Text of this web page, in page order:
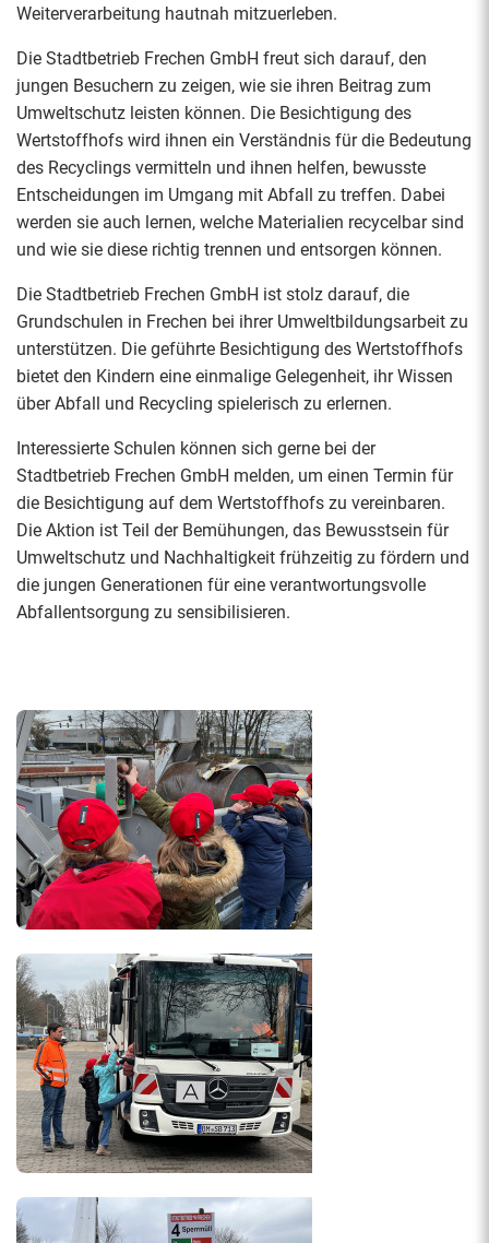
Weiterverarbeitung hautnah mitzuerleben.
Die Stadtbetrieb Frechen GmbH freut sich darauf, den
jungen Besuchern zu zeigen, wie sie ihren Beitrag zum
Umweltschutz leisten können. Die Besichtigung des
Wertstoffhofs wird ihnen ein Verständnis für die Bedeutung
des Recyclings vermitteln und ihnen helfen, bewusste
Entscheidungen im Umgang mit Abfall zu treffen. Dabei
werden sie auch lernen, welche Materialien recycelbar sind
und wie sie diese richtig trennen und entsorgen können.
Die Stadtbetrieb Frechen GmbH ist stolz darauf, die
Grundschulen in Frechen bei ihrer Umweltbildungsarbeit zu
unterstützen. Die geführte Besichtigung des Wertstoffhofs
bietet den Kindern eine einmalige Gelegenheit, ihr Wissen
über Abfall und Recycling spielerisch zu erlernen.
Interessierte Schulen können sich gerne bei der
Stadtbetrieb Frechen GmbH melden, um einen Termin für
die Besichtigung auf dem Wertstoffhofs zu vereinbaren.
Die Aktion ist Teil der Bemühungen, das Bewusstsein für
Umweltschutz und Nachhaltigkeit frühzeitig zu fördern und
die jungen Generationen für eine verantwortungsvolle
Abfallentsorgung zu sensibilisieren.